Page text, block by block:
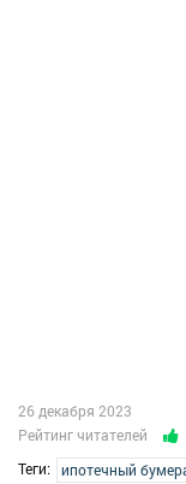
Рейтинг читателей
26 декабря 2023
Теги: ипотечный